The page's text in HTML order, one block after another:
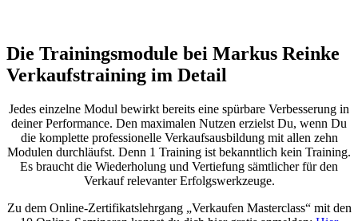
Die Trainingsmodule bei Markus Reinke
Verkaufstraining im Detail
Jedes einzelne Modul bewirkt bereits eine spürbare Verbesserung in
deiner Performance. Den maximalen Nutzen erzielst Du, wenn Du
die komplette professionelle Verkaufsausbildung mit allen zehn
Modulen durchläufst. Denn 1 Training ist bekanntlich kein Training.
Es braucht die Wiederholung und Vertiefung sämtlicher für den
Verkauf relevanter Erfolgswerkzeuge.
Zu dem Online-Zertifikatslehrgang „Verkaufen Masterclass“ mit den